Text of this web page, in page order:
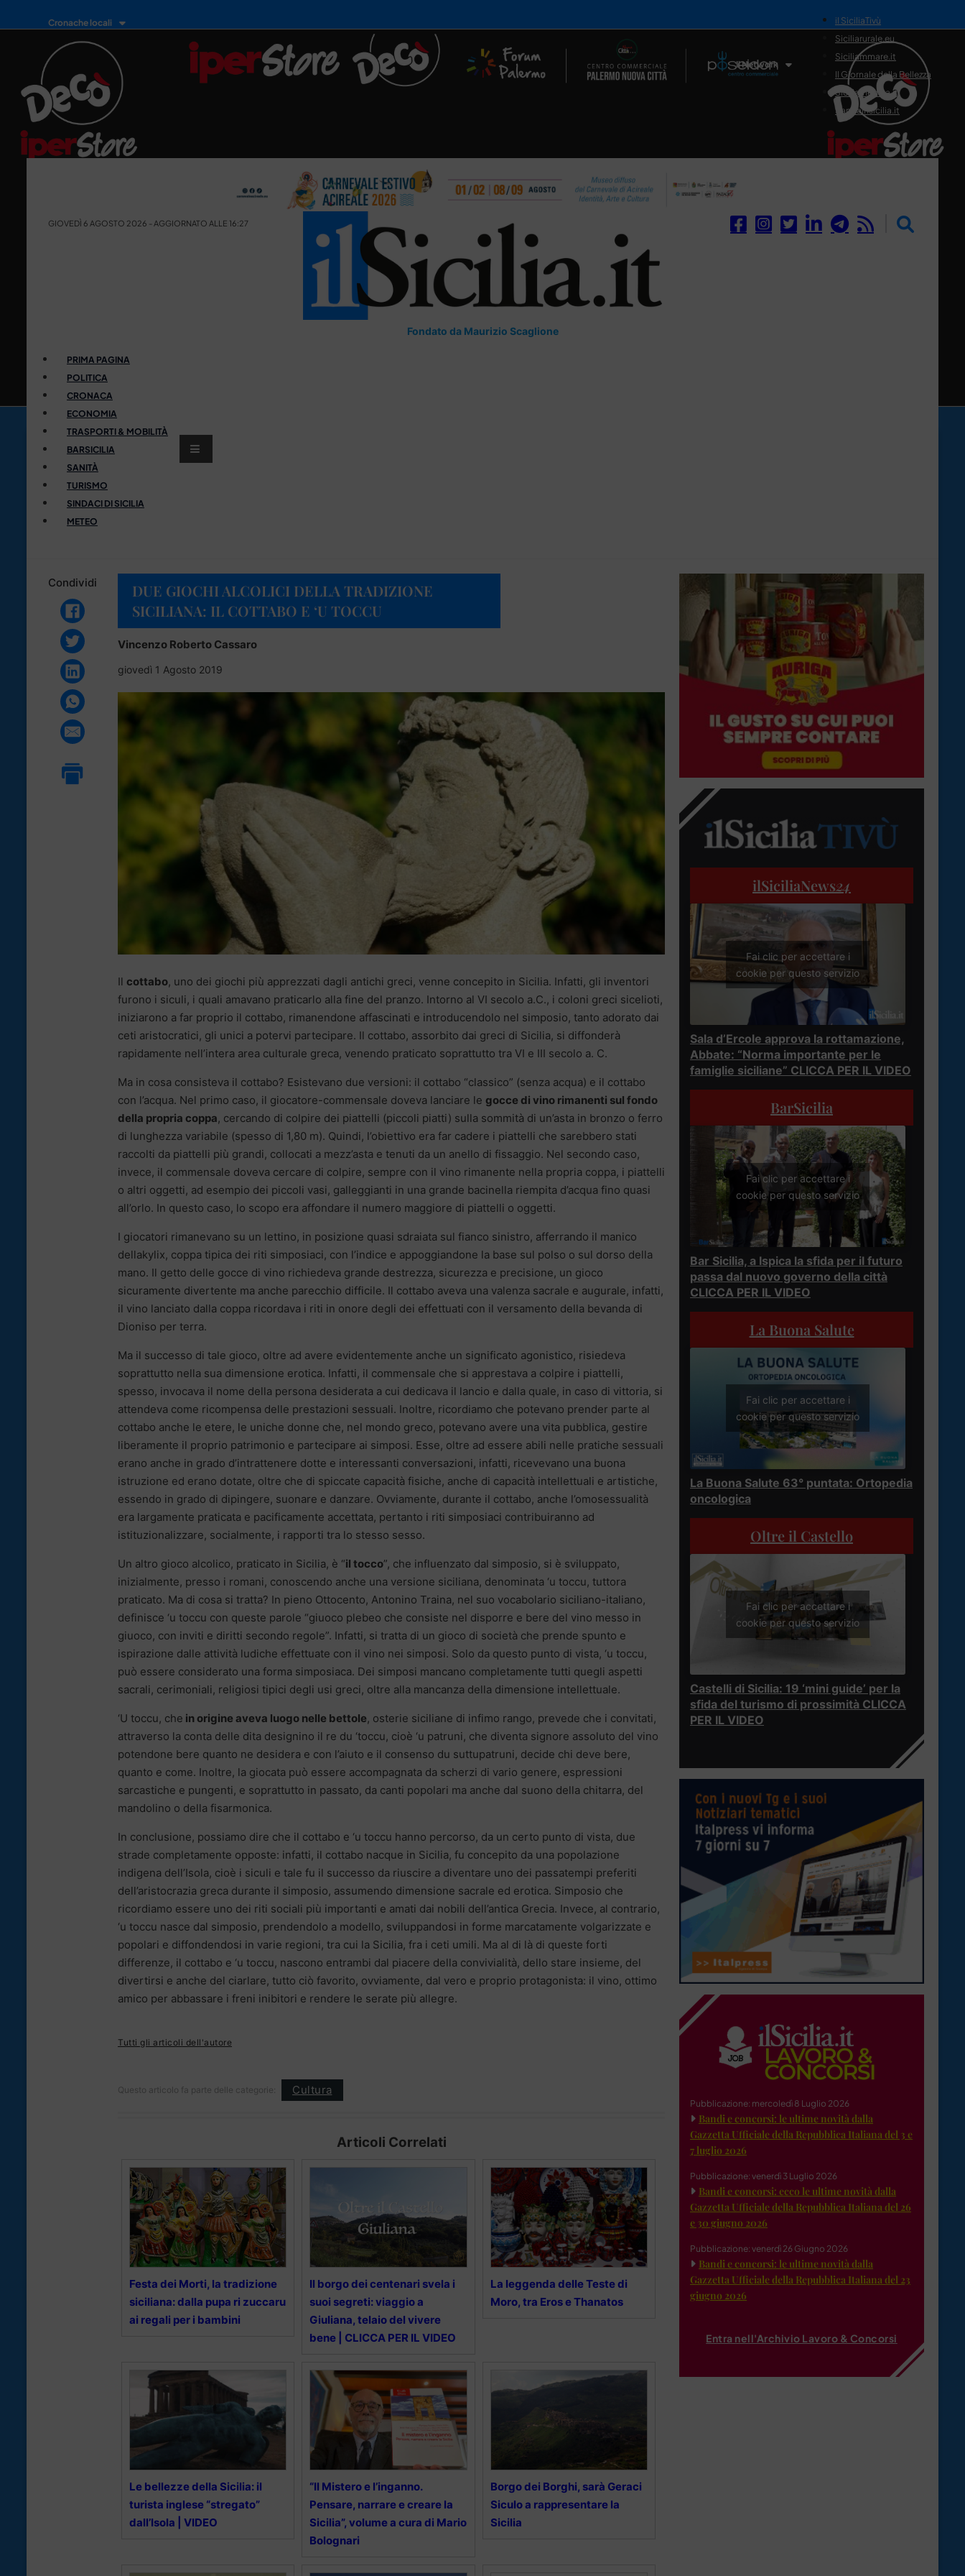
Cronache locali
Il Network
il SiciliaTivù
Siciliarurale.eu
Siciliammare.it
Il Giornale della Bellezza
Siciliamedica.it
Sanitainsicilia.it
GIOVEDÌ 6 AGOSTO 2026 - AGGIORNATO ALLE 16:27
Fondato da Maurizio Scaglione
PRIMA PAGINA
POLITICA
CRONACA
ECONOMIA
TRASPORTI & MOBILITÀ
BARSICILIA
SANITÀ
TURISMO
SINDACI DI SICILIA
METEO
Condividi
DUE GIOCHI ALCOLICI DELLA TRADIZIONE
SICILIANA: IL COTTABO E ‘U TOCCU
Vincenzo Roberto Cassaro
giovedì 1 Agosto 2019
Il cottabo, uno dei giochi più apprezzati dagli antichi greci, venne concepito in Sicilia. Infatti, gli inventori
furono i siculi, i quali amavano praticarlo alla fine del pranzo. Intorno al VI secolo a.C., i coloni greci sicelioti,
iniziarono a far proprio il cottabo, rimanendone affascinati e introducendolo nel simposio, tanto adorato dai
ceti aristocratici, gli unici a potervi partecipare. Il cottabo, assorbito dai greci di Sicilia, si diffonderà
rapidamente nell’intera area culturale greca, venendo praticato soprattutto tra VI e III secolo a. C.
Ma in cosa consisteva il cottabo? Esistevano due versioni: il cottabo “classico” (senza acqua) e il cottabo
con l’acqua. Nel primo caso, il giocatore-commensale doveva lanciare le gocce di vino rimanenti sul fondo
della propria coppa, cercando di colpire dei piattelli (piccoli piatti) sulla sommità di un’asta in bronzo o ferro
di lunghezza variabile (spesso di 1,80 m). Quindi, l’obiettivo era far cadere i piattelli che sarebbero stati
raccolti da piattelli più grandi, collocati a mezz’asta e tenuti da un anello di fissaggio. Nel secondo caso,
invece, il commensale doveva cercare di colpire, sempre con il vino rimanente nella propria coppa, i piattelli
o altri oggetti, ad esempio dei piccoli vasi, galleggianti in una grande bacinella riempita d’acqua fino quasi
all’orlo. In questo caso, lo scopo era affondare il numero maggiore di piattelli o oggetti.
I giocatori rimanevano su un lettino, in posizione quasi sdraiata sul fianco sinistro, afferrando il manico
dellakylix, coppa tipica dei riti simposiaci, con l’indice e appoggiandone la base sul polso o sul dorso della
mano. Il getto delle gocce di vino richiedeva grande destrezza, sicurezza e precisione, un gioco
sicuramente divertente ma anche parecchio difficile. Il cottabo aveva una valenza sacrale e augurale, infatti,
il vino lanciato dalla coppa ricordava i riti in onore degli dei effettuati con il versamento della bevanda di
Dioniso per terra.
Ma il successo di tale gioco, oltre ad avere evidentemente anche un significato agonistico, risiedeva
soprattutto nella sua dimensione erotica. Infatti, il commensale che si apprestava a colpire i piattelli,
spesso, invocava il nome della persona desiderata a cui dedicava il lancio e dalla quale, in caso di vittoria, si
attendeva come ricompensa delle prestazioni sessuali. Inoltre, ricordiamo che potevano prender parte al
cottabo anche le etere, le uniche donne che, nel mondo greco, potevano avere una vita pubblica, gestire
liberamente il proprio patrimonio e partecipare ai simposi. Esse, oltre ad essere abili nelle pratiche sessuali
erano anche in grado d’intrattenere dotte e interessanti conversazioni, infatti, ricevevano una buona
istruzione ed erano dotate, oltre che di spiccate capacità fisiche, anche di capacità intellettuali e artistiche,
essendo in grado di dipingere, suonare e danzare. Ovviamente, durante il cottabo, anche l’omosessualità
era largamente praticata e pacificamente accettata, pertanto i riti simposiaci contribuiranno ad
istituzionalizzare, socialmente, i rapporti tra lo stesso sesso.
Un altro gioco alcolico, praticato in Sicilia, è “il tocco”, che influenzato dal simposio, si è sviluppato,
inizialmente, presso i romani, conoscendo anche una versione siciliana, denominata ‘u toccu, tuttora
praticato. Ma di cosa si tratta? In pieno Ottocento, Antonino Traina, nel suo vocabolario siciliano-italiano,
definisce ‘u toccu con queste parole “giuoco plebeo che consiste nel disporre e bere del vino messo in
giuoco, con inviti e diritti secondo regole”. Infatti, si tratta di un gioco di società che prende spunto e
ispirazione dalle attività ludiche effettuate con il vino nei simposi. Solo da questo punto di vista, ‘u toccu,
può essere considerato una forma simposiaca. Dei simposi mancano completamente tutti quegli aspetti
sacrali, cerimoniali, religiosi tipici degli usi greci, oltre alla mancanza della dimensione intellettuale.
‘U toccu, che in origine aveva luogo nelle bettole, osterie siciliane di infimo rango, prevede che i convitati,
attraverso la conta delle dita designino il re du ‘toccu, cioè ‘u patruni, che diventa signore assoluto del vino
potendone bere quanto ne desidera e con l’aiuto e il consenso du suttupatruni, decide chi deve bere,
quanto e come. Inoltre, la giocata può essere accompagnata da scherzi di vario genere, espressioni
sarcastiche e pungenti, e soprattutto in passato, da canti popolari ma anche dal suono della chitarra, del
mandolino o della fisarmonica.
In conclusione, possiamo dire che il cottabo e ‘u toccu hanno percorso, da un certo punto di vista, due
strade completamente opposte: infatti, il cottabo nacque in Sicilia, fu concepito da una popolazione
indigena dell’Isola, cioè i siculi e tale fu il successo da riuscire a diventare uno dei passatempi preferiti
dell’aristocrazia greca durante il simposio, assumendo dimensione sacrale ed erotica. Simposio che
ricordiamo essere uno dei riti sociali più importanti e amati dai nobili dell’antica Grecia. Invece, al contrario,
‘u toccu nasce dal simposio, prendendolo a modello, sviluppandosi in forme marcatamente volgarizzate e
popolari e diffondendosi in varie regioni, tra cui la Sicilia, fra i ceti umili. Ma al di là di queste forti
differenze, il cottabo e ‘u toccu, nascono entrambi dal piacere della convivialità, dello stare insieme, del
divertirsi e anche del ciarlare, tutto ciò favorito, ovviamente, dal vero e proprio protagonista: il vino, ottimo
amico per abbassare i freni inibitori e rendere le serate più allegre.
Tutti gli articoli dell'autore
Questo articolo fa parte delle categorie: Cultura
Articoli Correlati
Festa dei Morti, la tradizione
siciliana: dalla pupa ri zuccaru
ai regali per i bambini
Il borgo dei centenari svela i
suoi segreti: viaggio a
Giuliana, telaio del vivere
bene | CLICCA PER IL VIDEO
La leggenda delle Teste di
Moro, tra Eros e Thanatos
Le bellezze della Sicilia: il
turista inglese “stregato”
dall’Isola | VIDEO
“Il Mistero e l’inganno.
Pensare, narrare e creare la
Sicilia”, volume a cura di Mario
Bolognari
Borgo dei Borghi, sarà Geraci
Siculo a rappresentare la
Sicilia
ilSiciliaNews24
Fai clic per accettare i
cookie per questo servizio
Sala d’Ercole approva la rottamazione,
Abbate: “Norma importante per le
famiglie siciliane” CLICCA PER IL VIDEO
BarSicilia
Fai clic per accettare i
cookie per questo servizio
Bar Sicilia, a Ispica la sfida per il futuro
passa dal nuovo governo della città
CLICCA PER IL VIDEO
La Buona Salute
Fai clic per accettare i
cookie per questo servizio
La Buona Salute 63° puntata: Ortopedia
oncologica
Oltre il Castello
Fai clic per accettare i
cookie per questo servizio
Castelli di Sicilia: 19 ‘mini guide’ per la
sfida del turismo di prossimità CLICCA
PER IL VIDEO
Pubblicazione: mercoledì 8 Luglio 2026
Bandi e concorsi: le ultime novità dalla
Gazzetta Ufficiale della Repubblica Italiana del 3 e
7 luglio 2026
Pubblicazione: venerdì 3 Luglio 2026
Bandi e concorsi: ecco le ultime novità dalla
Gazzetta Ufficiale della Repubblica Italiana del 26
e 30 giugno 2026
Pubblicazione: venerdì 26 Giugno 2026
Bandi e concorsi: le ultime novità dalla
Gazzetta Ufficiale della Repubblica Italiana del 23
giugno 2026
Entra nell'Archivio Lavoro & Concorsi